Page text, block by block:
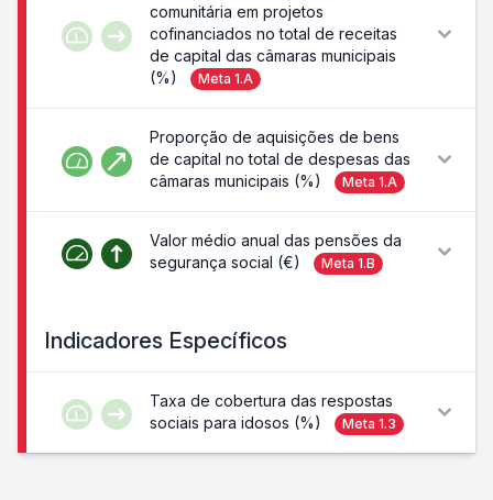
comunitária em projetos
cofinanciados no total de receitas
de capital das câmaras municipais
(%)
Meta 1.A
Proporção de aquisições de bens
de capital no total de despesas das
câmaras municipais (%)
Meta 1.A
Valor médio anual das pensões da
segurança social (€)
Meta 1.B
Indicadores Específicos
Taxa de cobertura das respostas
sociais para idosos (%)
Meta 1.3